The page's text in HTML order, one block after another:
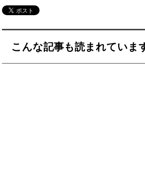
こんな記事も読まれていま